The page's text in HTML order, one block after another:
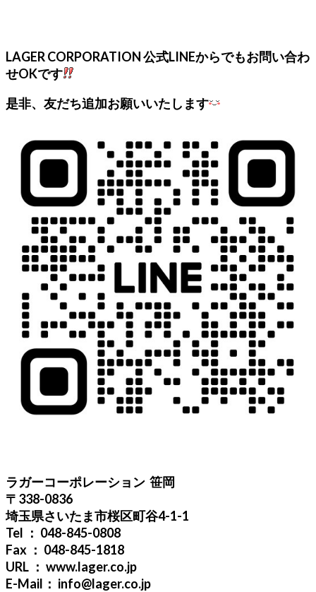
LAGER CORPORATION 公式LINEからでもお問い合わ
せOKです
是非、友だち追加お願いいたします
ラガーコーポレーション 笹岡
〒338-0836
埼玉県さいたま市桜区町谷4-1-1
Tel ： 048-845-0808
Fax ： 048-845-1818
URL ： www.lager.co.jp
E-Mail： info@lager.co.jp